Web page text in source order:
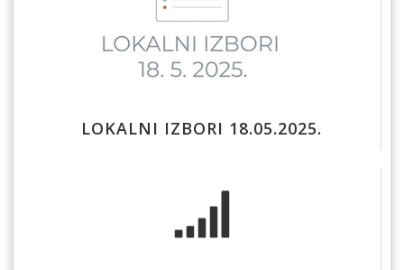
LOKALNI IZBORI 18.05.2025.